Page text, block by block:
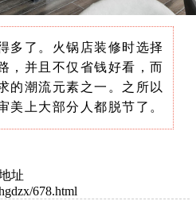
多了。火锅店装修时选择
，并且不仅省钱好看，而
的潮流元素之一。之所以
美上大部分人都脱节了。
址
678.html